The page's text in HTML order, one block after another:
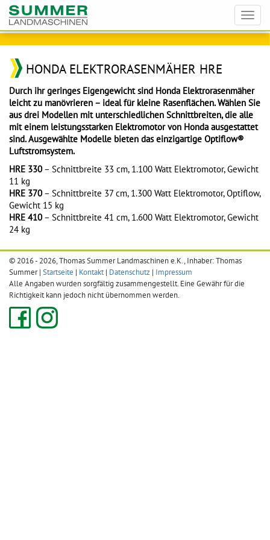
HONDA ELEKTRORASENMÄHER HRE
Durch ihr geringes Eigengewicht sind Honda Elektrorasenmäher
leicht zu manövrieren – ideal für kleine Rasenflächen. Wählen Sie
aus drei Modellen mit unterschiedlichen Schnittbreiten, die alle
mit einem leistungsstarken Elektromotor von Honda ausgestattet
sind. Ausgewählte Modelle bieten das einzigartige Optiflow®
Luftstromsystem.
HRE 330– Schnittbreite 33 cm, 1.100 Watt Elektromotor, Gewicht
11 kg
HRE 370– Schnittbreite 37 cm, 1.300 Watt Elektromotor, Optiflow,
Gewicht 15 kg
HRE 410– Schnittbreite 41 cm, 1.600 Watt Elektromotor, Gewicht
24 kg
© 2016 - 2026, Thomas Summer Landmaschinen e.K., Inhaber: Thomas
Summer | Startseite | Kontakt| Datenschutz | Impressum
Alle Angaben wurden sorgfältig zusammengestellt. Eine Gewähr für die
Richtigkeit kann jedoch nicht übernommen werden.